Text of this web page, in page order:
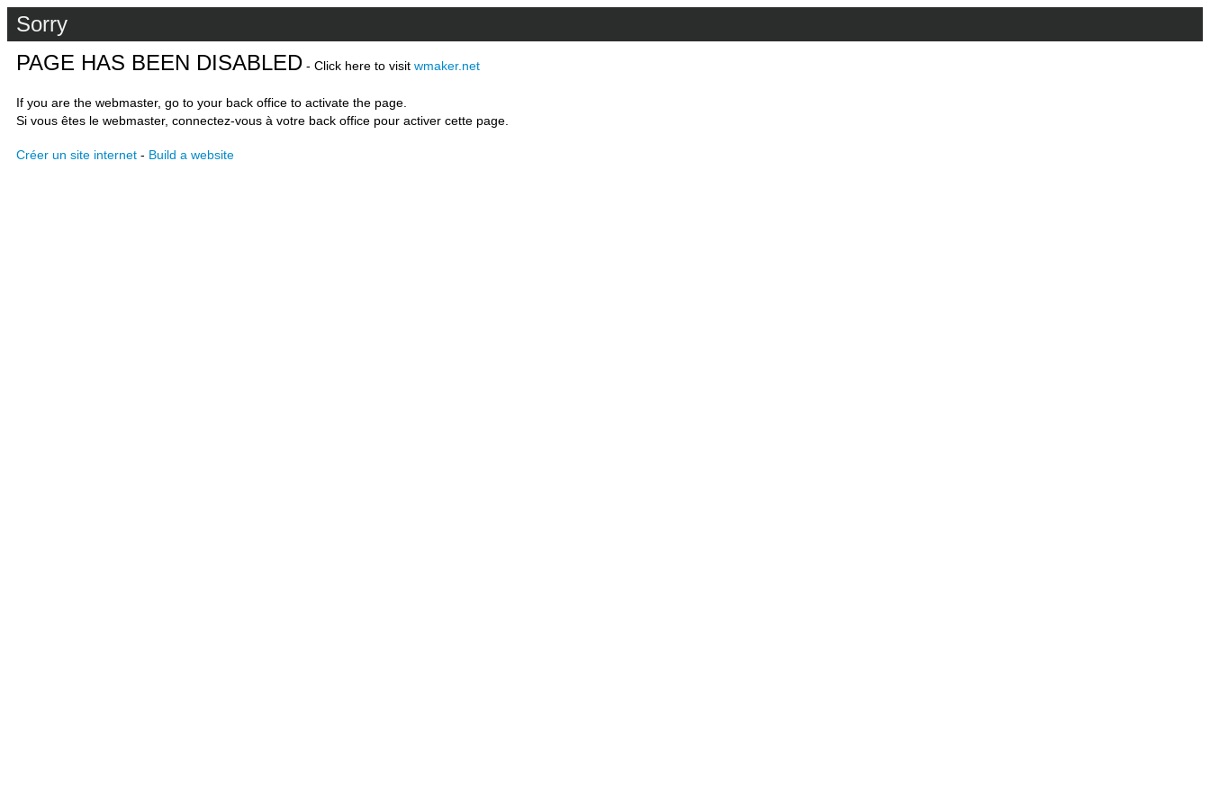
Sorry
PAGE HAS BEEN DISABLED - Click here to visit wmaker.net
If you are the webmaster, go to your back office to activate the page.
Si vous êtes le webmaster, connectez-vous à votre back office pour activer cette page.
Créer un site internet - Build a website